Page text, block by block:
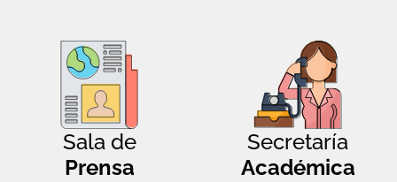
Sala de
Prensa
Secretaría
Académica